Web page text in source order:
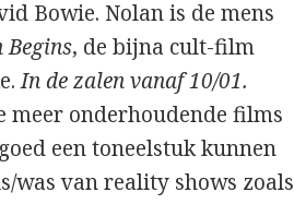
Bowie. Nolan is de mens
Begins, de bijna cult-film
In de zalen vanaf 10/01.
meer onderhoudende films
een toneelstuk kunnen
was van reality shows zoals